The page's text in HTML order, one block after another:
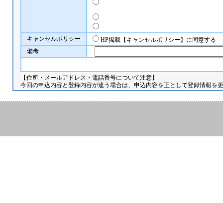
キャンセルポリシー
HP掲載【キャンセルポリシー】に同意する
備考
【住所・メールアドレス・電話番号について注意】
今回の申込内容と登録内容が違う場合は、申込内容を正として登録情報を